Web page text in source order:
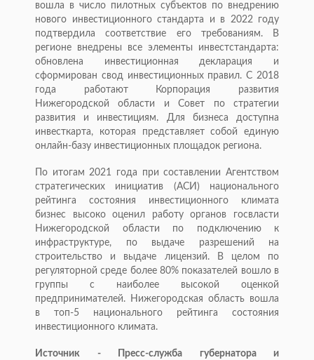
вошла в число пилотных субъектов по внедрению
нового инвестиционного стандарта и в 2022 году
подтвердила соответствие его требованиям. В
регионе внедрены все элементы инвестстандарта:
обновлена инвестиционная декларация и
сформирован свод инвестиционных правил. С 2018
года работают Корпорация развития
Нижегородской области и Совет по стратегии
развития и инвестициям. Для бизнеса доступна
инвесткарта, которая представляет собой единую
онлайн-базу инвестиционных площадок региона.
По итогам 2021 года при составлении Агентством
стратегических инициатив (АСИ) национального
рейтинга состояния инвестиционного климата
бизнес высоко оценил работу органов госвласти
Нижегородской области по подключению к
инфраструктуре, по выдаче разрешений на
строительство и выдаче лицензий. В целом по
регуляторной среде более 80% показателей вошло в
группы с наиболее высокой оценкой
предпринимателей. Нижегородская область вошла
в топ-5 национального рейтинга состояния
инвестиционного климата.
Источник - Пресс-служба губернатора и